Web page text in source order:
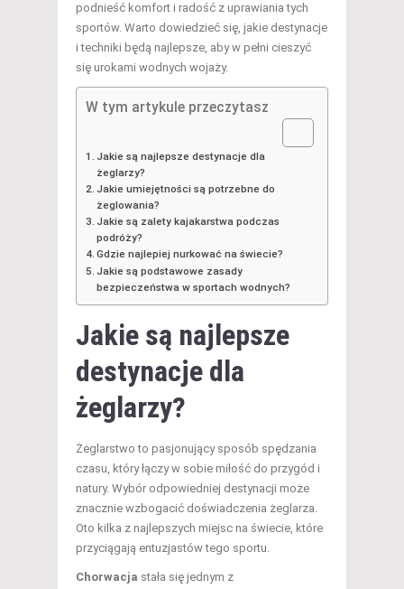
podnieść komfort i radość z uprawiania tych
sportów. Warto dowiedzieć się, jakie destynacje
i techniki będą najlepsze, aby w pełni cieszyć
się urokami wodnych wojaży.
W tym artykule przeczytasz
Jakie są najlepsze destynacje dla
żeglarzy?
Jakie umiejętności są potrzebne do
żeglowania?
Jakie są zalety kajakarstwa podczas
podróży?
Gdzie najlepiej nurkować na świecie?
Jakie są podstawowe zasady
bezpieczeństwa w sportach wodnych?
Jakie są najlepsze
destynacje dla
żeglarzy?
Żeglarstwo to pasjonujący sposób spędzania
czasu, który łączy w sobie miłość do przygód i
natury. Wybór odpowiedniej destynacji może
znacznie wzbogacić doświadczenia żeglarza.
Oto kilka z najlepszych miejsc na świecie, które
przyciągają entuzjastów tego sportu.
Chorwacja stała się jednym z